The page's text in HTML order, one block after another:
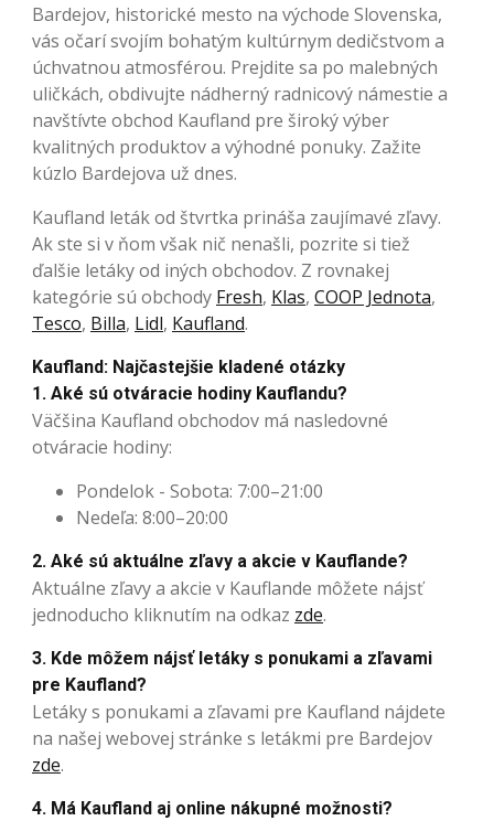
Bardejov, historické mesto na východe Slovenska,
vás očarí svojím bohatým kultúrnym dedičstvom a
úchvatnou atmosférou. Prejdite sa po malebných
uličkách, obdivujte nádherný radnicový námestie a
navštívte obchod Kaufland pre široký výber
kvalitných produktov a výhodné ponuky. Zažite
kúzlo Bardejova už dnes.
Kaufland leták od štvrtka prináša zaujímavé zľavy.
Ak ste si v ňom však nič nenašli, pozrite si tiež
ďalšie letáky od iných obchodov. Z rovnakej
kategórie sú obchody Fresh, Klas, COOP Jednota,
Tesco, Billa, Lidl, Kaufland.
Kaufland: Najčastejšie kladené otázky
1. Aké sú otváracie hodiny Kauflandu?
Väčšina Kaufland obchodov má nasledovné
otváracie hodiny:
Pondelok - Sobota: 7:00–21:00
Nedeľa: 8:00–20:00
2. Aké sú aktuálne zľavy a akcie v Kauflande?
Aktuálne zľavy a akcie v Kauflande môžete nájsť
jednoducho kliknutím na odkaz zde.
3. Kde môžem nájsť letáky s ponukami a zľavami
pre Kaufland?
Letáky s ponukami a zľavami pre Kaufland nájdete
na našej webovej stránke s letákmi pre Bardejov
zde.
4. Má Kaufland aj online nákupné možnosti?